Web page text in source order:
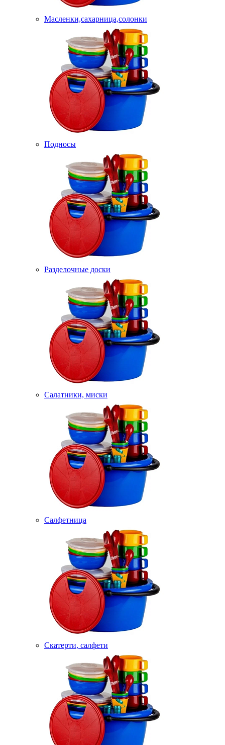
Масленки,сахарница,солонки
Подносы
Разделочные доски
Салатники, миски
Салфетница
Скатерти, салфети